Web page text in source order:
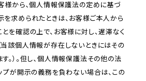
様から、個人情報保護法の定めに基づ
を求められたときは、お客様ご本人から
を確認の上で、お客様に対し、遅滞なく
当該個人情報が存在しないときにはその
。）。但し、個人情報保護法その他の法
プが開示の義務を負わない場合は、この